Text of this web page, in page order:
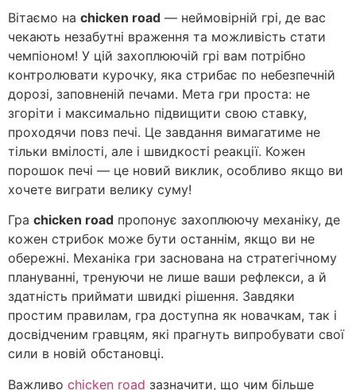
Вітаємо на chicken road — неймовірній грі, де вас
чекають незабутні враження та можливість стати
чемпіоном! У цій захоплюючій грі вам потрібно
контролювати курочку, яка стрибає по небезпечній
дорозі, заповненій печами. Мета гри проста: не
згоріти і максимально підвищити свою ставку,
проходячи повз печі. Це завдання вимагатиме не
тільки вмілості, але і швидкості реакції. Кожен
порошок печі — це новий виклик, особливо якщо ви
хочете виграти велику суму!
Гра chicken road пропонує захоплюючу механіку, де
кожен стрибок може бути останнім, якщо ви не
обережні. Механіка гри заснована на стратегічному
плануванні, тренуючи не лише ваши рефлекси, а й
здатність приймати швидкі рішення. Завдяки
простим правилам, гра доступна як новачкам, так і
досвідченим гравцям, які прагнуть випробувати свої
сили в новій обстановці.
Важливо chicken road зазначити, що чим більше